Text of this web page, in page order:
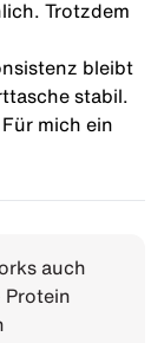
Trotzdem
bleibt
stabil.
mich ein
auch
Protein